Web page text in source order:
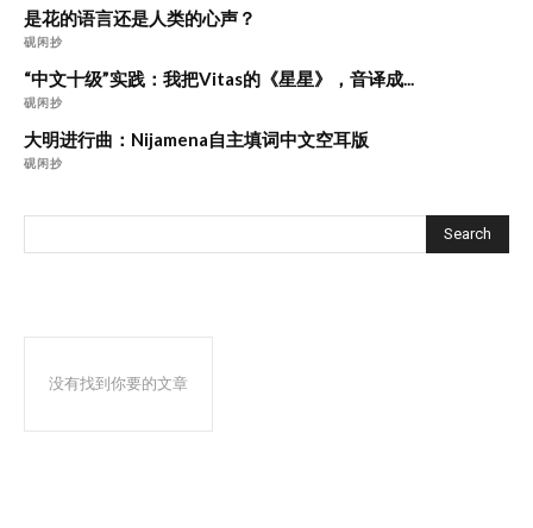
是花的语言还是人类的心声？
砚闲抄
“中文十级”实践：我把Vitas的《星星》，音译成...
砚闲抄
大明进行曲：Nijamena自主填词中文空耳版
砚闲抄
Search
没有找到你要的文章